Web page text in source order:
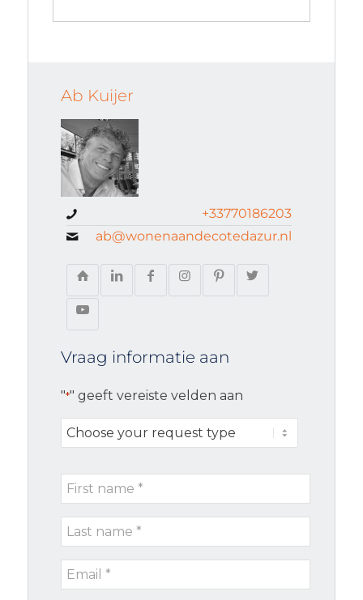
Ab Kuijer
+33770186203
ab@wonenaandecotedazur.nl
Vraag informatie aan
"*" geeft vereiste velden aan
Choose
your
type
First
name
Last
name
Email
*